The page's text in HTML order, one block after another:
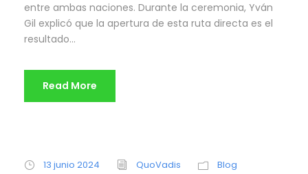
entre ambas naciones. Durante la ceremonia, Yván
Gil explicó que la apertura de esta ruta directa es el
resultado...
Read More
13 junio 2024 QuoVadis Blog